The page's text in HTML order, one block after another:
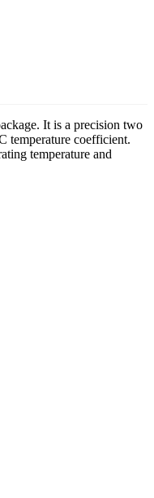
It is a precision two
temperature coefficient.
temperature and